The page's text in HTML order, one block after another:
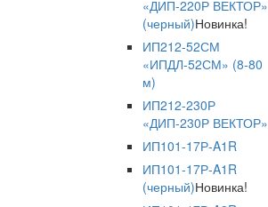
«ДИП-220Р ВЕКТОР»
(черный)Новинка!
ИП212-52СМ
«ИПДЛ-52СМ» (8-80
м)
ИП212-230Р
«ДИП-230Р ВЕКТОР»
ИП101-17Р-A1R
ИП101-17Р-A1R
(черный)Новинка!